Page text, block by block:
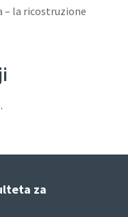
– la ricostruzione
za